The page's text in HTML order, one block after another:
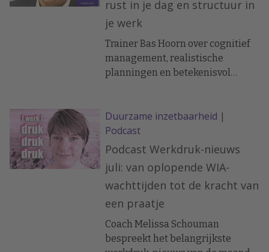
rust in je dag en structuur in
je werk
Trainer Bas Hoorn over cognitief
management, realistische
planningen en betekenisvol
Duurzame inzetbaarheid |
Podcast
Podcast Werkdruk-nieuws
juli: van oplopende WIA-
wachttijden tot de kracht van
een praatje
Coach Melissa Schouman
bespreekt het belangrijkste